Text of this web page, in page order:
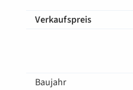
Verkaufspreis
Baujahr